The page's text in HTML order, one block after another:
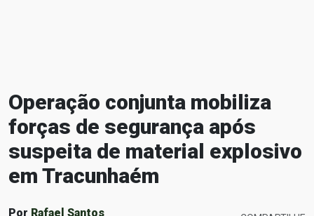
Operação conjunta mobiliza
forças de segurança após
suspeita de material explosivo
em Tracunhaém
Por Rafael Santos